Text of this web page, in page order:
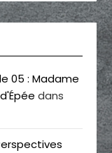
05 : Madame
dans